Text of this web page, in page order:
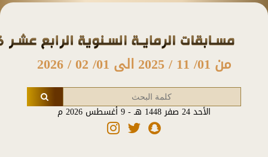
من 01/ 11 / 2025 الى 01/ 02 / 2026
الأحد 24 صفر 1448 هـ - 9 أغسطس 2026 م